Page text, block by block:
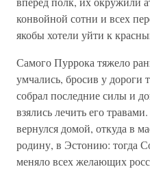
конвойной сотни и всех
якобы хотели уйти к
Самого Пуррока тяжело
умчались, бросив у дороги
собрал последние силы и
взялись лечить его
вернулся домой, откуда в
родину, в Эстонию: тогда
меняло всех желающих